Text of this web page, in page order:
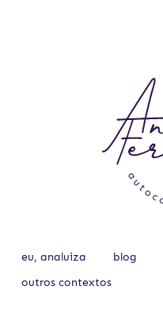
eu, analuiza blog
outros contextos